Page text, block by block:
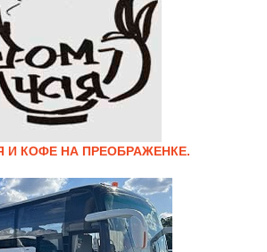
И КОФЕ НА ПРЕОБРАЖЕНКЕ.